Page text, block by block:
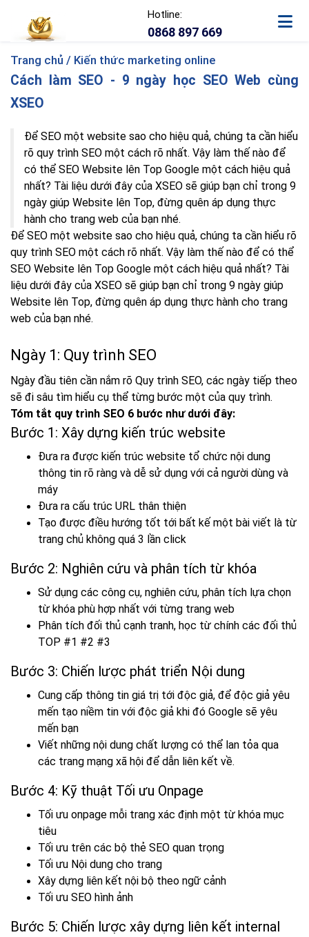
Hotline:
0868 897 669
Trang chủ / Kiến thức marketing online
Cách làm SEO - 9 ngày học SEO Web cùng
XSEO
Để SEO một website sao cho hiệu quả, chúng ta cần hiểu
rõ quy trình SEO một cách rõ nhất. Vậy làm thế nào để
có thể SEO Website lên Top Google một cách hiệu quả
nhất? Tài liệu dưới đây của XSEO sẽ giúp bạn chỉ trong 9
ngày giúp Website lên Top, đừng quên áp dụng thực
hành cho trang web của bạn nhé.
Để SEO một website sao cho hiệu quả, chúng ta cần hiểu rõ
quy trình SEO một cách rõ nhất. Vậy làm thế nào để có thể
SEO Website lên Top Google một cách hiệu quả nhất? Tài
liệu dưới đây của XSEO sẽ giúp bạn chỉ trong 9 ngày giúp
Website lên Top, đừng quên áp dụng thực hành cho trang
web của bạn nhé.
Ngày 1: Quy trình SEO
Ngày đầu tiên cần nắm rõ Quy trình SEO, các ngày tiếp theo
sẽ đi sâu tìm hiểu cụ thể từng bước một của quy trình.
Tóm tắt quy trình SEO 6 bước như dưới đây:
Bước 1: Xây dựng kiến trúc website
Đưa ra được kiến trúc website tổ chức nội dung
thông tin rõ ràng và dễ sử dụng với cả người dùng và
máy
Đưa ra cấu trúc URL thân thiện
Tạo được điều hướng tốt tới bất kế một bài viết là từ
trang chủ không quá 3 lần click
Bước 2: Nghiên cứu và phân tích từ khóa
Sử dụng các công cụ, nghiên cứu, phân tích lựa chọn
từ khóa phù hợp nhất với từng trang web
Phân tích đối thủ cạnh tranh, học từ chính các đối thủ
TOP #1 #2 #3
Bước 3: Chiến lược phát triển Nội dung
Cung cấp thông tin giá trị tới độc giả, để độc giả yêu
mến tạo niềm tin với độc giả khi đó Google sẽ yêu
mến bạn
Viết những nội dung chất lượng có thể lan tỏa qua
các trang mạng xã hội để dẫn liên kết về.
Bước 4: Kỹ thuật Tối ưu Onpage
Tối ưu onpage mỗi trang xác định một từ khóa mục
tiêu
Tối ưu trên các bộ thẻ SEO quan trọng
Tối ưu Nội dung cho trang
Xây dựng liên kết nội bộ theo ngữ cảnh
Tối ưu SEO hình ảnh
Bước 5: Chiến lược xây dựng liên kết internal